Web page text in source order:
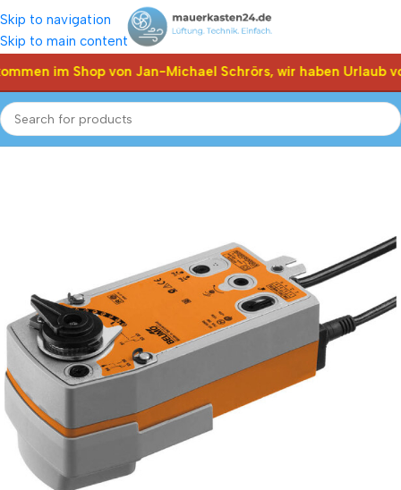
Skip to navigation
Skip to main content
im Shop von Jan-Michael Schrörs, wir haben Urlaub
Start Shop Klappen Stellantriebe, Stellmotor Belimo